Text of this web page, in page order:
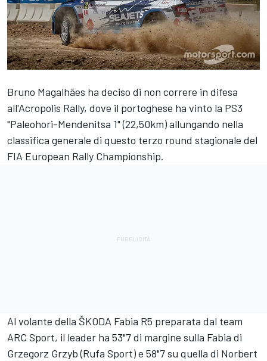
Bruno Magalhães ha deciso di non correre in difesa
all'Acropolis Rally, dove il portoghese ha vinto la PS3
"Paleohori-Mendenitsa 1" (22,50km) allungando nella
classifica generale di questo terzo round stagionale del
FIA European Rally Championship.
Al volante della ŠKODA Fabia R5 preparata dal team
ARC Sport, il leader ha 53"7 di margine sulla Fabia di
Grzegorz Grzyb (Rufa Sport) e 58"7 su quella di Norbert